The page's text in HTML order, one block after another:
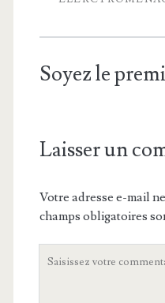
Soyez le
Laisser un
Votre adresse e-mail
champs obligatoires